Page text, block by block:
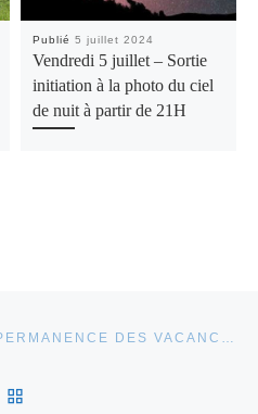
Publié5 juillet 2024
Vendredi 5 juillet – Sortie
initiation à la photo du ciel
de nuit à partir de 21H
VENDREDI 19 JUILLET PERMANENCE DES VACANCES